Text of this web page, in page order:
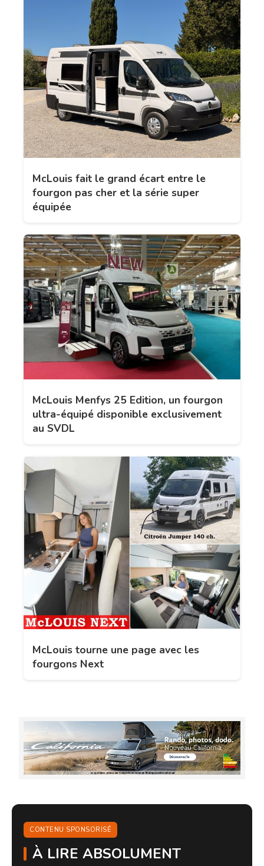
McLouis fait le grand écart entre le
fourgon pas cher et la série super
équipée
McLouis Menfys 25 Edition, un fourgon
ultra-équipé disponible exclusivement
au SVDL
McLouis tourne une page avec les
fourgons Next
CONTENU SPONSORISÉ
À LIRE ABSOLUMENT